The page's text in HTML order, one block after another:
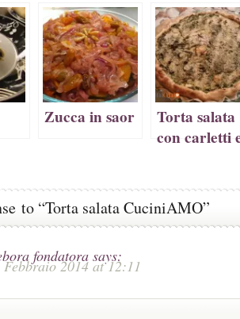
una
nuova
finestra)
nuova
finestra)
Zucca in saor
Torta salata
con carletti
to “Torta salata CuciniAMO”
fondatora says:
Febbraio 2014 at 12:11